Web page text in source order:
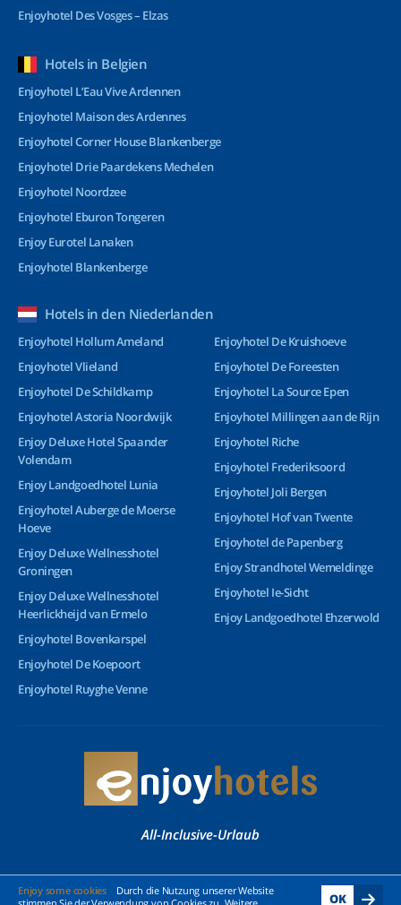
Enjoy some cookies
Durch die Nutzung unserer Website
OK
Enjoyhotel Des Vosges – Elzas
Hotels in Belgien
Enjoyhotel L’Eau Vive Ardennen
Enjoyhotel Maison des Ardennes
Enjoyhotel Corner House Blankenberge
Enjoyhotel Drie Paardekens Mechelen
Enjoyhotel Noordzee
Enjoyhotel Eburon Tongeren
Enjoy Eurotel Lanaken
Enjoyhotel Blankenberge
Hotels in den Niederlanden
Enjoyhotel Hollum Ameland
Enjoyhotel Vlieland
Enjoyhotel De Schildkamp
Enjoyhotel Astoria Noordwijk
Enjoy Deluxe Hotel Spaander
Volendam
Enjoy Landgoedhotel Lunia
Enjoyhotel Auberge de Moerse
Hoeve
Enjoy Deluxe Wellnesshotel
Groningen
Enjoy Deluxe Wellnesshotel
Heerlickheijd van Ermelo
Enjoyhotel Bovenkarspel
Enjoyhotel De Koepoort
Enjoyhotel Ruyghe Venne
Enjoyhotel De Kruishoeve
Enjoyhotel De Foreesten
Enjoyhotel La Source Epen
Enjoyhotel Millingen aan de Rijn
Enjoyhotel Riche
Enjoyhotel Frederiksoord
Enjoyhotel Joli Bergen
Enjoyhotel Hof van Twente
Enjoyhotel de Papenberg
Enjoy Strandhotel Wemeldinge
Enjoyhotel Ie-Sicht
Enjoy Landgoedhotel Ehzerwold
All-Inclusive-Urlaub
© 2026 Enjoyhotels - Alle Rechte vorbehalten